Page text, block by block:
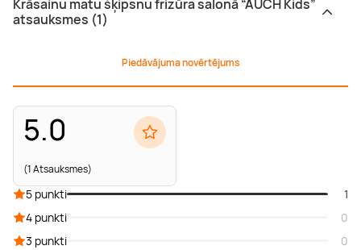
Krāsainu matu šķipsnu frizūra salonā “AUCH Kids”
atsauksmes (1)
Piedāvājuma novērtējums
5.0
(1 Atsauksmes)
5 punkti
1
4 punkti
0
3 punkti
0